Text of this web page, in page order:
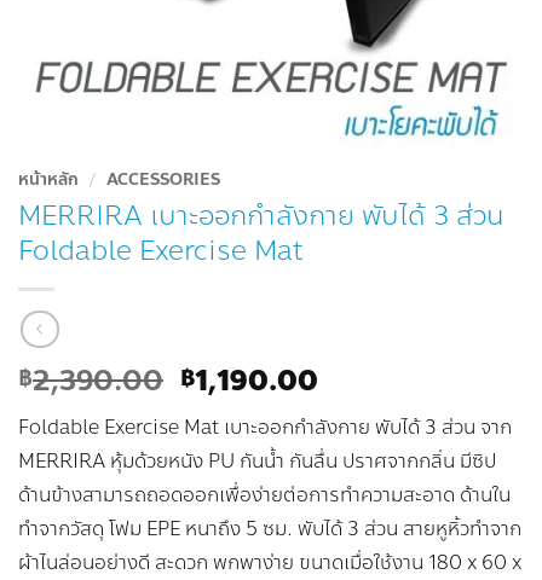
หน้าหลัก / ACCESSORIES
MERRIRA เบาะออกกำลังกาย พับได้ 3 ส่วน
Foldable Exercise Mat
฿2,390.00 Original
price
was:
฿2,390.00.
฿1,190.00
price
is:
฿1,190.00.
Foldable Exercise Mat เบาะออกกำลังกาย พับได้ 3 ส่วน จาก
MERRIRA หุ้มด้วยหนัง PU กันน้ำ กันลื่น ปราศจากกลิ่น มีซิป
ด้านข้างสามารถถอดออกเพื่อง่ายต่อการทำความสะอาด ด้านใน
ทำจากวัสดุ โฟม EPE หนาถึง 5 ซม. พับได้ 3 ส่วน สายหูหิ้วทำจาก
ผ้าไนล่อนอย่างดี สะดวก พกพาง่าย ขนาดเมื่อใช้งาน 180 x 60 x